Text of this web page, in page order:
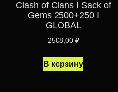
Clash of Clans I Sack of
Gems 2500+250 I
GLOBAL
2508,00 ₽
В корзину